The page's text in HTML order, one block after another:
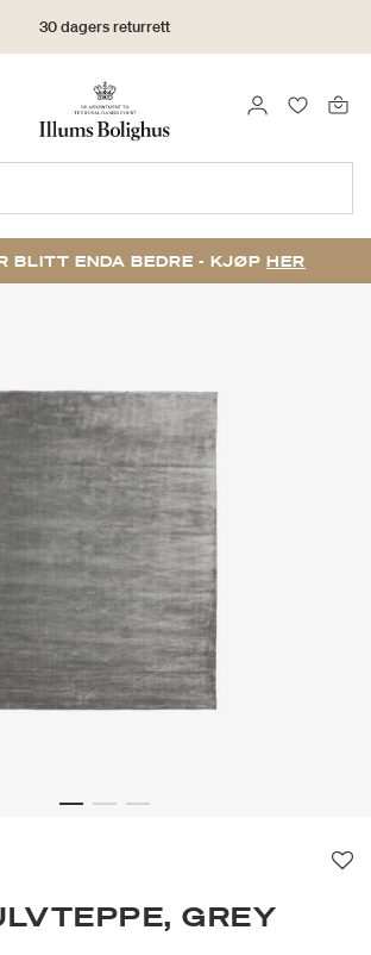
30 dagers returrett
LOGG INN
BLITT ENDA BEDRE - KJØP HER
GREY